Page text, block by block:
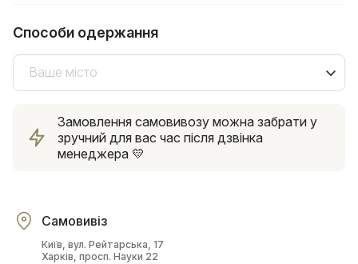
Способи одержання
Ваше місто
Замовлення самовивозу можна забрати у
зручний для вас час після дзвінка
менеджера 💛
Самовивіз
Київ, вул. Рейтарська, 17
Харків, просп. Науки 22